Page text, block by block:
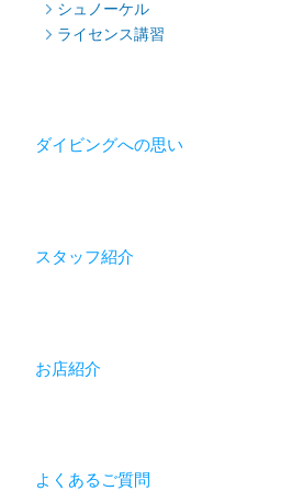
シュノーケル
ライセンス講習
ダイビングへの思い
スタッフ紹介
お店紹介
よくあるご質問